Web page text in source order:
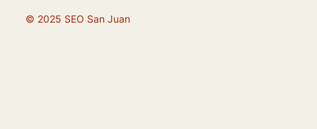
© 2025 SEO San Juan